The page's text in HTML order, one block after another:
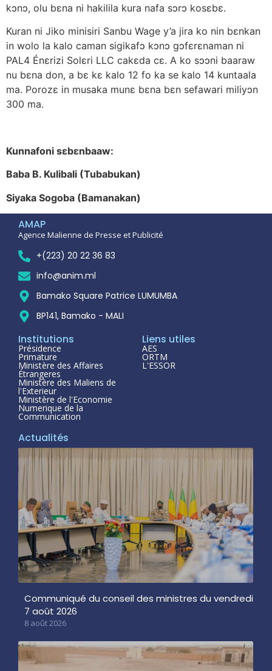
kɔnɔ, olu bɛna ni hakilila kura nafa sɔrɔ kosɛbɛ.
Kuran ni Jiko minisiri Sanbu Wage y’a jira ko nin bɛnkan
in wolo la kalo caman sigikafɔ kɔnɔ gɔfɛrɛnaman ni
PAL4 Énɛrizi Solɛri LLC cakɛda cɛ. A ko sɔɔni baaraw
nu bɛna don, a bɛ kɛ kalo 12 fo ka se kalo 14 kuntaala
ma. Porozɛ in musaka munɛ bɛna bɛn sefawari miliyɔn
300 ma.
Kunnafoni sɛbɛnbaaw:
Baba B. Kulibali (Tubabukan)
Siyaka Sogoba (Bamanakan)
AMAP
Agence Malienne de Presse et Publicité
+(223) 20 22 36 83
info@anim.ml
Bamako Square Patrice LUMUMBA
BP141, Bamako - MALI
Institutions
Présidence
Primature
Ministère des Affaires
Étrangeres
Ministère des Maliens de
l'Exterieur
Ministère de l'Economie
Numerique de la
Communication
Liens utiles
AES
ORTM
L'ESSOR
Actualités
Communiqué du conseil des ministres du vendredi
7 août 2026
8 août 2026